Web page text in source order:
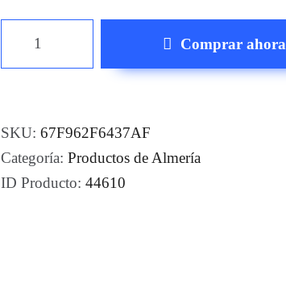
cantidad
Comprar ahora
SKU: 67F962F6437AF
Categoría: Productos de Almería
ID Producto: 44610